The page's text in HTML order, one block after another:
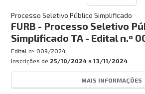
Processo Seletivo Público Simplificado
FURB - Processo Seletivo
Simplificado TA - Edital n.º
Edital nº 009/2024
Inscrições de 25/10/2024 a 13/11/2024
MAIS INFORMAÇÕES